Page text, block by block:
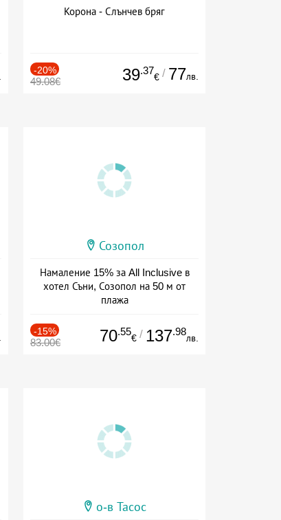
Корона - Слънчев бряг
-20%
49.08€ 39.37
€ / 77лв.
Созопол
Намаление 15% за All Inclusive в
хотел Съни, Созопол на 50 м от
плажа
-15%
83.00€ 70.55
€ / 137.98
лв.
о-в Тасос